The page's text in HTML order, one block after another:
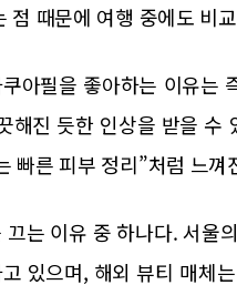
점 때문에 여행 중에도 비
아필을 좋아하는 이유는
해진 듯한 인상을 받을 수
빠른 피부 정리”처럼 느껴
끄는 이유 중 하나다. 서울
있으며, 해외 뷰티 매체